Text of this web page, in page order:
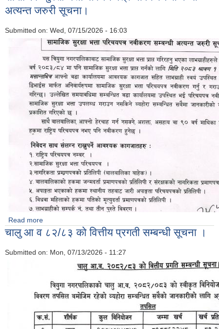
अत्यन्त जरुरी सूचना।
Submitted on: Wed, 07/15/2026 - 16:03
Read more
सूचना।
चालु आ व ८२/८३ को वित्तीय प्रगती सम्बन्धी सूचना ।
Submitted on: Mon, 07/13/2026 - 11:27